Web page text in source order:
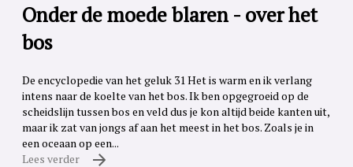
Onder de moede blaren - over het
bos
De encyclopedie van het geluk 31 Het is warm en ik verlang
intens naar de koelte van het bos. Ik ben opgegroeid op de
scheidslijn tussen bos en veld dus je kon altijd beide kanten uit,
maar ik zat van jongs af aan het meest in het bos. Zoals je in
een oceaan op een...
Lees verder